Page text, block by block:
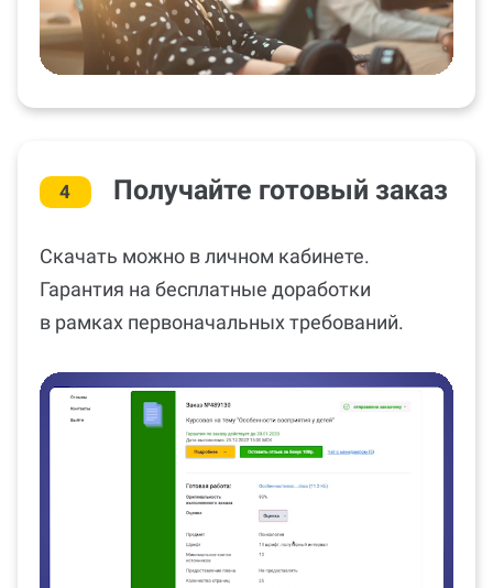
4 Получайте готовый заказ
Скачать можно в личном кабинете.
Гарантия на бесплатные доработки
в рамках первоначальных требований.